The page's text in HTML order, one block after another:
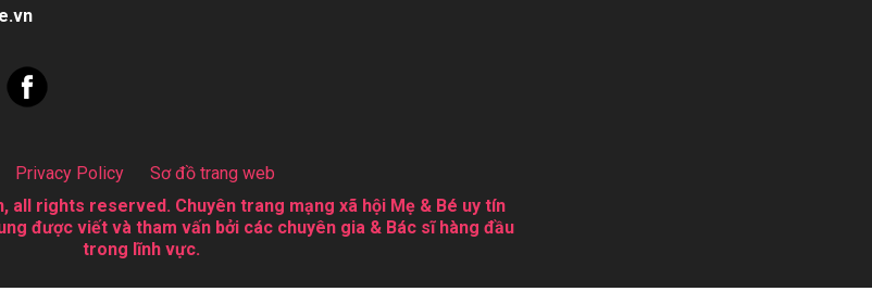
Privacy Policy
Sơ đồ trang web
all rights reserved. Chuyên trang mạng xã hội Mẹ & Bé uy tín
được viết và tham vấn bởi các chuyên gia & Bác sĩ hàng đầu
trong lĩnh vực.